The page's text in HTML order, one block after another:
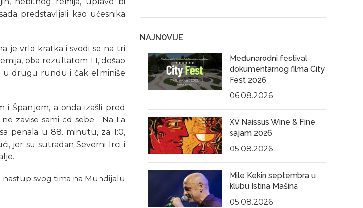
predstavljali kao učesnika
je vrlo kratka i svodi se na tri
oba rezultatom 1:1, došao
u drugu rundu i čak eliminiše
i Španijom, a onda izašli pred
zavise sami od sebe… Na La
penala u 88. minutu, za 1:0,
jer su sutradan Severni Irci i
nastup svog tima na Mundijalu
NAJNOVIJE
Međunarodni festival
dokumentarnog filma City
Fest 2026
06.08.2026
XV Naissus Wine & Fine
sajam 2026
05.08.2026
Mile Kekin septembra u
klubu Istina Mašina
05.08.2026